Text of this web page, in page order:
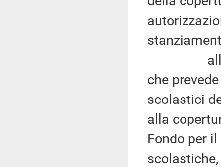
alla
che
scolastici
alla
Fondo per